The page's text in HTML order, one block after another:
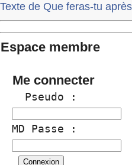
Texte de Que feras-tu
Espace membre
Me connecter
  Pseudo :
MD Passe :